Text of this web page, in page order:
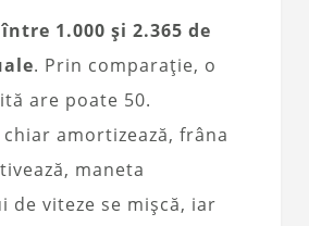
1.000 și 2.365 de
. Prin comparație, o
are poate 50.
amortizează, frâna
maneta
de viteze se mișcă, iar